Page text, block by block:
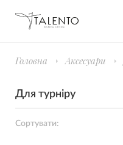
Головна Аксесуари
Для турніру
Сортувати: